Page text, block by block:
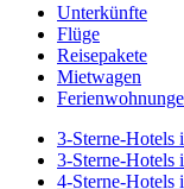
Unterkünfte
Flüge
Reisepakete
Mietwagen
3-Sterne-Hotels
3-Sterne-Hotels
4-Sterne-Hotels